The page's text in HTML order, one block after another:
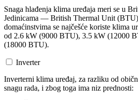
Snaga hlađenja klima uređaja meri se u
Jedinicama — British Thermal Unit
domaćinstvima se najčešće koriste klima
od 2.6 kW (9000 BTU), 3.5 kW (12000
(18000 BTU).
Inverter
Inverterni klima uređaj, za razliku od
snagu rada, i zbog toga ima niz prednosti: